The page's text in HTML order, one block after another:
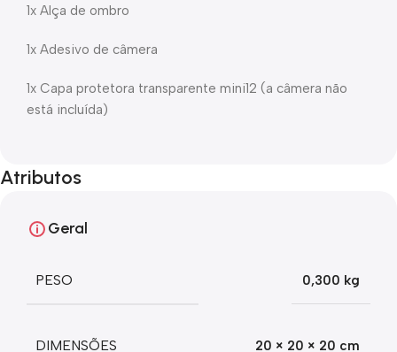
1x Alça de ombro
1x Adesivo de câmera
1x Capa protetora transparente mini12 (a câmera não
está incluída)
Atributos
Geral
PESO 0,300 kg
DIMENSÕES 20 × 20 × 20 cm